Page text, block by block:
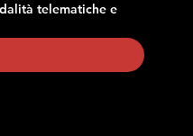
telematiche e